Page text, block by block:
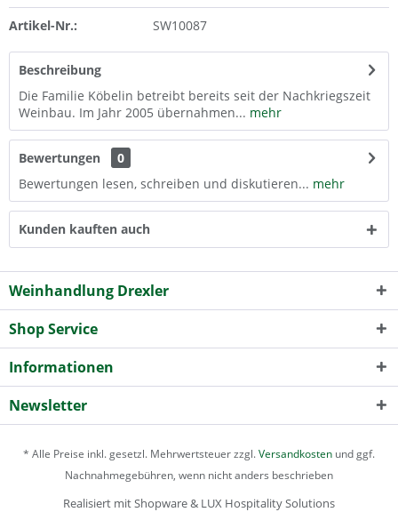
Artikel-Nr.: SW10087
Beschreibung
Die Familie Köbelin betreibt bereits seit der Nachkriegszeit
Weinbau. Im Jahr 2005 übernahmen... mehr
Bewertungen
0
Bewertungen lesen, schreiben und diskutieren... mehr
Kunden kauften auch
Weinhandlung Drexler
Shop Service
Informationen
Newsletter
* Alle Preise inkl. gesetzl. Mehrwertsteuer zzgl.Versandkosten und ggf.
Nachnahmegebühren, wenn nicht anders beschrieben
Realisiert mit Shopware & LUX Hospitality Solutions